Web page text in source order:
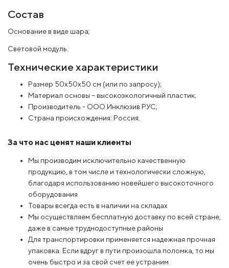
Состав
Основание в виде шара;
Световой модуль.
Технические характеристики
Размер 50х50х50 см (или по запросу);
Материал основы – высокоэкологичный пластик;
Производитель - ООО Инклюзив РУС;
Страна происхождения: Россия.
За что нас ценят наши клиенты
Мы производим исключительно качественную
продукцию, в том числе и технологически сложную,
благодаря использованию новейшего высокоточного
оборудования
Товары всегда есть в наличии на складах
Мы осуществляем бесплатную доставку по всей стране,
даже в самые труднодоступные районы
Для транспортировки применяется надежная прочная
упаковка. Если вдруг в пути произошла поломка, то мы
очень быстро и за свой счет ее устраним